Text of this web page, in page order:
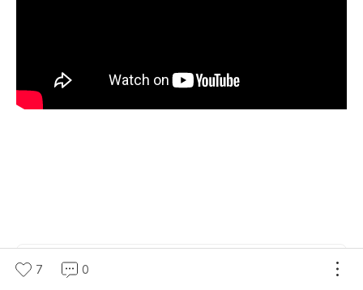
http://cafe.naver.com/allfm01
7 0